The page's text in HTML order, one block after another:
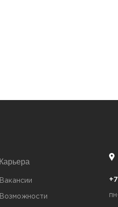
Карьера
Вакансии
Возможности